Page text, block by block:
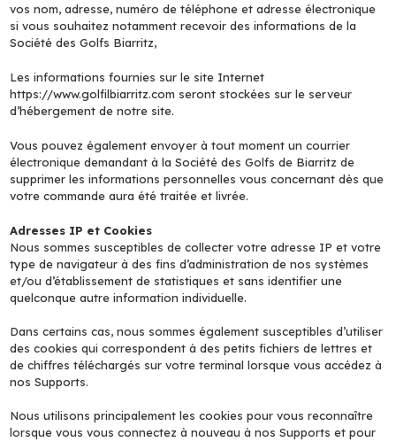
vos nom, adresse, numéro de téléphone et adresse électronique
si vous souhaitez notamment recevoir des informations de la
Société des Golfs Biarritz,
Les informations fournies sur le site Internet
https://www.golfilbiarritz.com seront stockées sur le serveur
d’hébergement de notre site.
Vous pouvez également envoyer à tout moment un courrier
électronique demandant à la Société des Golfs de Biarritz de
supprimer les informations personnelles vous concernant dès que
votre commande aura été traitée et livrée.
Adresses IP et Cookies
Nous sommes susceptibles de collecter votre adresse IP et votre
type de navigateur à des fins d’administration de nos systèmes
et/ou d’établissement de statistiques et sans identifier une
quelconque autre information individuelle.
Dans certains cas, nous sommes également susceptibles d’utiliser
des cookies qui correspondent à des petits fichiers de lettres et
de chiffres téléchargés sur votre terminal lorsque vous accédez à
nos Supports.
Nous utilisons principalement les cookies pour vous reconnaître
lorsque vous vous connectez à nouveau à nos Supports et pour